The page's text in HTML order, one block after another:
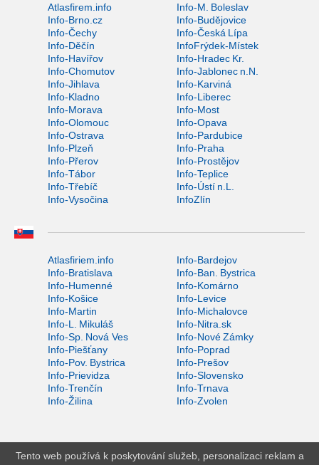
Atlasfirem.info
Info-M. Boleslav
Info-Brno.cz
Info-Budějovice
Info-Čechy
Info-Česká Lípa
Info-Děčín
InfoFrýdek-Místek
Info-Havířov
Info-Hradec Kr.
Info-Chomutov
Info-Jablonec n.N.
Info-Jihlava
Info-Karviná
Info-Kladno
Info-Liberec
Info-Morava
Info-Most
Info-Olomouc
Info-Opava
Info-Ostrava
Info-Pardubice
Info-Plzeň
Info-Praha
Info-Přerov
Info-Prostějov
Info-Tábor
Info-Teplice
Info-Třebíč
Info-Ústí n.L.
Info-Vysočina
InfoZlín
Atlasfiriem.info
Info-Bardejov
Info-Bratislava
Info-Ban. Bystrica
Info-Humenné
Info-Komárno
Info-Košice
Info-Levice
Info-Martin
Info-Michalovce
Info-L. Mikuláš
Info-Nitra.sk
Info-Sp. Nová Ves
Info-Nové Zámky
Info-Piešťany
Info-Poprad
Info-Pov. Bystrica
Info-Prešov
Info-Prievidza
Info-Slovensko
Info-Trenčín
Info-Trnava
Info-Žilina
Info-Zvolen
Tento web používá k poskytování služeb, personalizaci reklam a